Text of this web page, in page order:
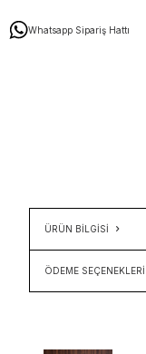
Whatsapp Sipariş Hattı
ÜRÜN BİLGİSİ
ÖDEME SEÇENEKLERI